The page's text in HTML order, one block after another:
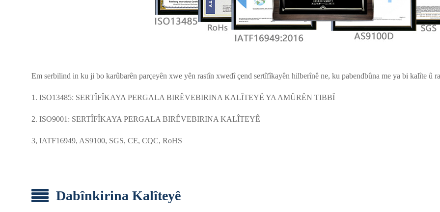
Em serbilind in ku ji bo karûbarên parçeyên xwe yên rastîn xwedî çend sertîfîkayên hilberînê ne, ku pabendbûna me ya bi kalîte û
1. ISO13485: SERTÎFÎKAYA PERGALA BIRÊVEBIRINA KALÎTEYÊ YA AMÛRÊN TIBBÎ
2. ISO9001: SERTÎFÎKAYA PERGALA BIRÊVEBIRINA KALÎTEYÊ
3, IATF16949, AS9100, SGS, CE, CQC, RoHS
Dabînkirina Kalîteyê